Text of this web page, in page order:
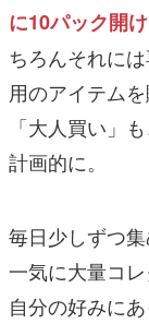
に10パック開
ちろんそれに
用のアイテム
「大人買い」
計画的に。
毎日少しずつ集
一気に大量コ
自分の好みに